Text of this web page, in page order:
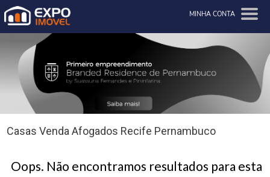
MINHA CONTA
Casas Venda Afogados Recife Pernambuco
Oops. Não encontramos resultados para esta